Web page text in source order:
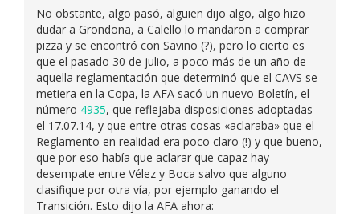
No obstante, algo pasó, alguien dijo algo, algo hizo
dudar a Grondona, a Calello lo mandaron a comprar
pizza y se encontró con Savino (?), pero lo cierto es
que el pasado 30 de julio, a poco más de un año de
aquella reglamentación que determinó que el CAVS se
metiera en la Copa, la AFA sacó un nuevo Boletín, el
número 4935, que reflejaba disposiciones adoptadas
el 17.07.14, y que entre otras cosas «aclaraba» que el
Reglamento en realidad era poco claro (!) y que bueno,
que por eso había que aclarar que capaz hay
desempate entre Vélez y Boca salvo que alguno
clasifique por otra vía, por ejemplo ganando el
Transición. Esto dijo la AFA ahora: